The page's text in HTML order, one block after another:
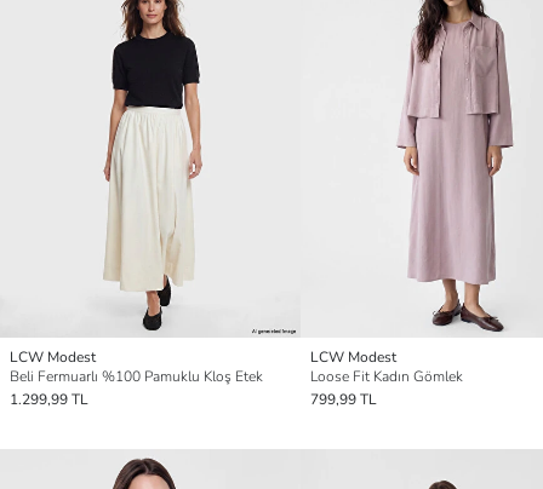
LCW Modest
Beli Fermuarlı %100 Pamuklu Kloş Etek
1.299,99 TL
LCW Modest
Loose Fit Kadın Gömlek
799,99 TL